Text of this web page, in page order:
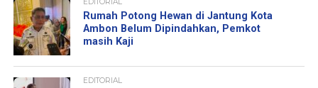
Rumah Potong Hewan di Jantung Kota
Ambon Belum Dipindahkan, Pemkot
masih Kaji
EDITORIAL